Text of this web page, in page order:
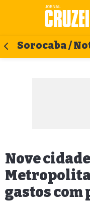
Sorocaba /
Nove
gastos com